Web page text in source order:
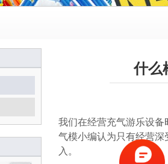
什么
我们在经营充气游乐设
气模小编认为只有经营
入。